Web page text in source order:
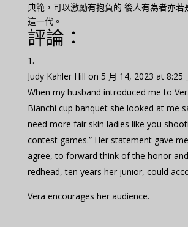
典範，可以激勵有抱負的 後人有為者亦若
這一代。
評論：
Judy Kahler Hill on 5 月 14, 2023 at 8:25
When my husband introduced me to
Bianchi cup banquet she looked at me
need more fair skin ladies like you
contest games.” Her statement gave
agree, to forward think of the honor
redhead, ten years her junior, could
Vera encourages her audience.